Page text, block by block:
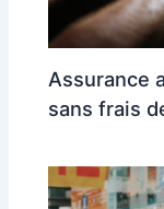
Assurance
sans frais